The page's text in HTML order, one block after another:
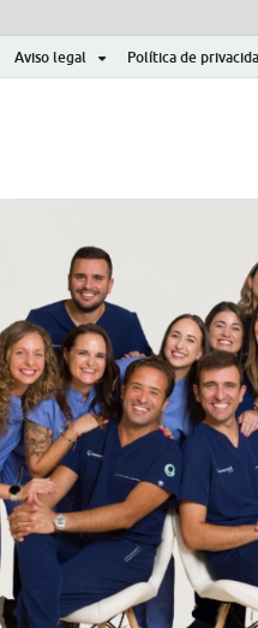
Aviso legal Política de